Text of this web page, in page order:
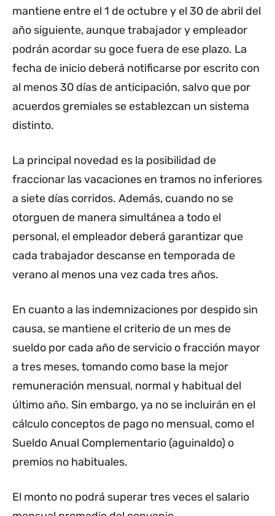
mantiene entre el 1 de octubre y el 30 de abril del
año siguiente, aunque trabajador y empleador
podrán acordar su goce fuera de ese plazo. La
fecha de inicio deberá notificarse por escrito con
al menos 30 días de anticipación, salvo que por
acuerdos gremiales se establezcan un sistema
distinto.
La principal novedad es la posibilidad de
fraccionar las vacaciones en tramos no inferiores
a siete días corridos. Además, cuando no se
otorguen de manera simultánea a todo el
personal, el empleador deberá garantizar que
cada trabajador descanse en temporada de
verano al menos una vez cada tres años.
En cuanto a las indemnizaciones por despido sin
causa, se mantiene el criterio de un mes de
sueldo por cada año de servicio o fracción mayor
a tres meses, tomando como base la mejor
remuneración mensual, normal y habitual del
último año. Sin embargo, ya no se incluirán en el
cálculo conceptos de pago no mensual, como el
Sueldo Anual Complementario (aguinaldo) o
premios no habituales.
El monto no podrá superar tres veces el salario